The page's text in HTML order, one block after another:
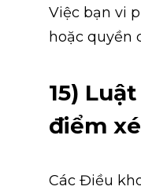
Việc bạn vi
hoặc quyền
15)
điểm
Các Điều